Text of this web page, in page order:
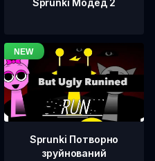
Sprunki Модед 2
Sprunki Потворно
зруйнований